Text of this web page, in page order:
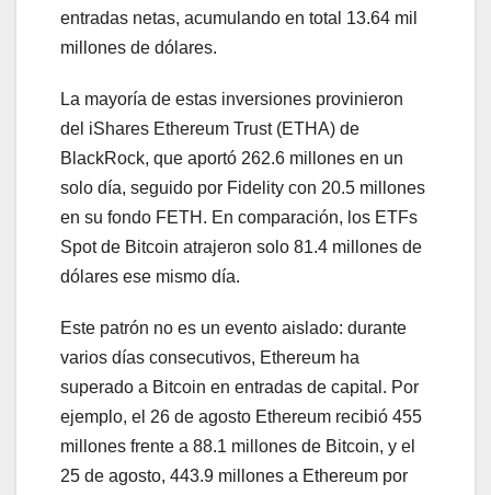
entradas netas, acumulando en total 13.64 mil
millones de dólares.
La mayoría de estas inversiones provinieron
del iShares Ethereum Trust (ETHA) de
BlackRock, que aportó 262.6 millones en un
solo día, seguido por Fidelity con 20.5 millones
en su fondo FETH. En comparación, los ETFs
Spot de Bitcoin atrajeron solo 81.4 millones de
dólares ese mismo día.
Este patrón no es un evento aislado: durante
varios días consecutivos, Ethereum ha
superado a Bitcoin en entradas de capital. Por
ejemplo, el 26 de agosto Ethereum recibió 455
millones frente a 88.1 millones de Bitcoin, y el
25 de agosto, 443.9 millones a Ethereum por